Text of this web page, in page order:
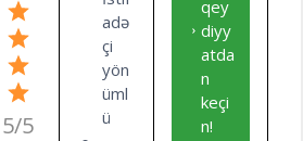
5/5
adə
çi
yön
üml
ü
qey
diyy
atda
n
keçi
n!